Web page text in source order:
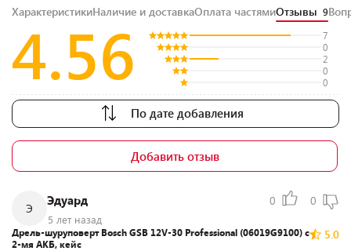
ХарактеристикиНаличие и доставкаОплата частямиОтзывы 9
4.56
7
0
2
0
0
По дате добавления
Добавить отзыв
Э
Эдуард
5 лет назад
0 0
5.0
Дрель-шуруповерт Bosch GSB 12V-30 Professional (06019G9100) с
2-мя АКБ, кейс